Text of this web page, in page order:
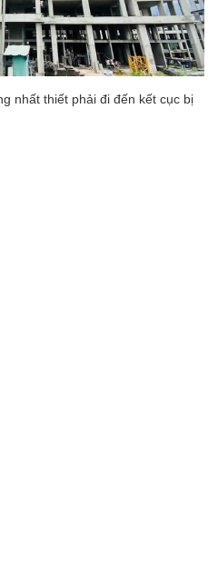
nhất thiết phải đi đến kết cục bị